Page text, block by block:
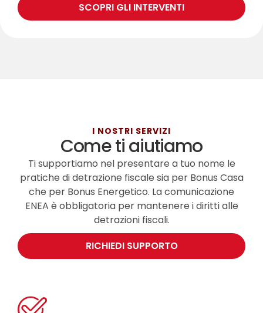
SCOPRI GLI INTERVENTI
I NOSTRI SERVIZI
Come ti aiutiamo
Ti supportiamo nel presentare a tuo nome le
pratiche di detrazione fiscale sia per Bonus Casa
che per Bonus Energetico. La comunicazione
ENEA è obbligatoria per mantenere i diritti alle
detrazioni fiscali.
RICHIEDI SUPPORTO